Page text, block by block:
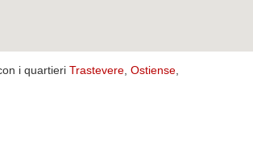
i quartieriTrastevere ,Ostiense